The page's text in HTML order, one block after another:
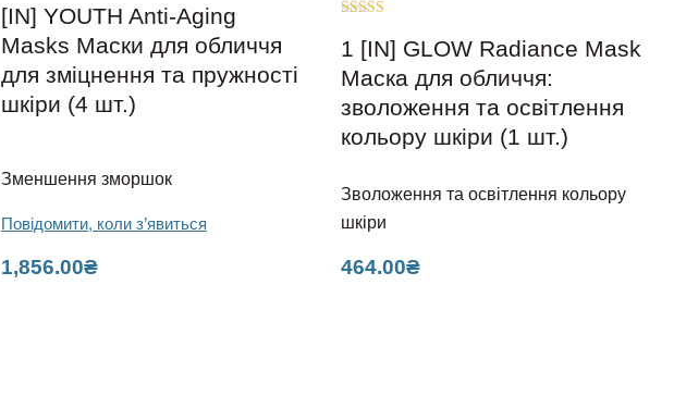
[IN] YOUTH Anti-Aging
Masks Маски для обличчя
для зміцнення та пружності
шкіри (4 шт.)
1,856.00₴
Зменшення зморшок
Повідомити, коли з’явиться
5.00
з 5
1 [IN] GLOW Radiance Mask
Маска для обличчя:
зволоження та освітлення
кольору шкіри (1 шт.)
464.00₴
Зволоження та освітлення кольору
шкіри